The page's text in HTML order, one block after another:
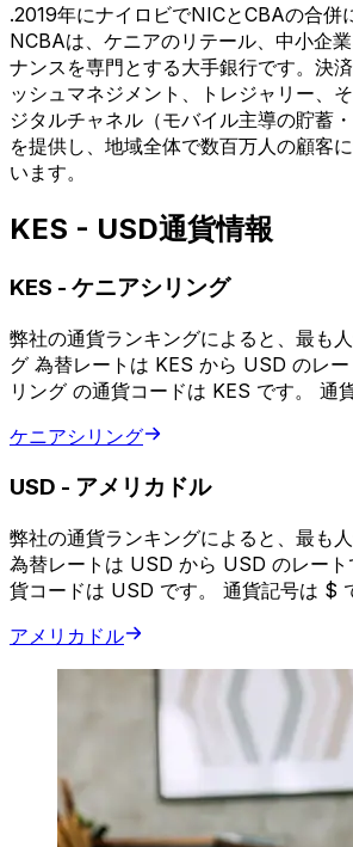
.2019年にナイロビでNICとCBAの合併
NCBAは、ケニアのリテール、中小企
ナンスを専門とする大手銀行です。決
ッシュマネジメント、トレジャリー、
ジタルチャネル（モバイル主導の貯蓄
を提供し、地域全体で数百万人の顧客
います。
KES - USD通貨情報
KES - ケニアシリング
弊社の通貨ランキングによると、最も
グ 為替レートは KES から USD のレ
リング の通貨コードは KES です。 通
ケニアシリング
USD - アメリカドル
弊社の通貨ランキングによると、最も
為替レートは USD から USD のレート
貨コードは USD です。 通貨記号は $
アメリカドル